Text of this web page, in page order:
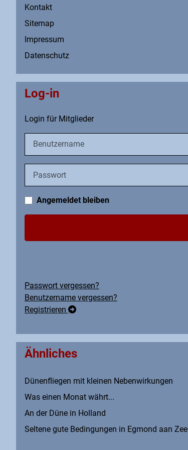
Kontakt
Sitemap
Impressum
Datenschutz
Log-in
Login für Mitglieder
Angemeldet bleiben
Passwort vergessen?
Benutzername vergessen?
Registrieren
Ähnliches
Dünenfliegen mit kleinen Nebenwirkungen
Was einen Monat währt...
An der Düne in Holland
Seltene gute Bedingungen in Egmond aan Zee